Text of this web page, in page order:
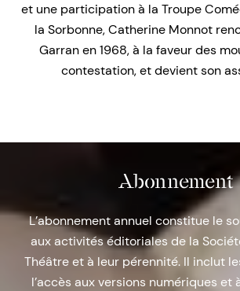
et une participation à la Troupe
la Sorbonne, Catherine Monnot
Garran en 1968, à la faveur des
contestation, et devient son
Abonnement
L’abonnement annuel constitue le
aux activités éditoriales de la
Théâtre et à leur pérennité. Il inclut
l’accès aux versions numériques et